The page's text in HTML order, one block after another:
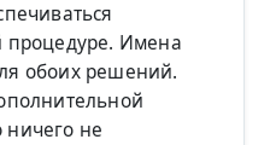
процедуре. Имена
обоих решений.
не